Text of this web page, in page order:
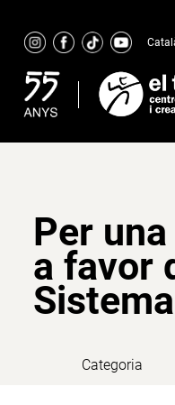
content
Per
a favor